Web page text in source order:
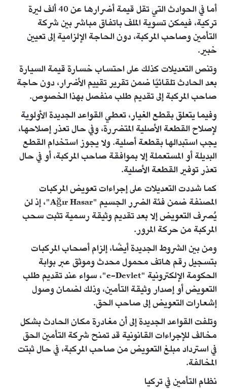
أما في الحوادث التي تقل قيمة أضرارها عن 40 ألف ليرة
تركية، فيمكن تسوية الملف باتفاق مباشر بين شركة
التأمين وصاحب المركبة، دون الحاجة الإلزامية إلى تعيين
خبير.
وتنص التعديلات كذلك على احتساب خسارة قيمة السيارة
بعد الحادث تلقائيًا ضمن تقرير تقييم الأضرار، دون حاجة
صاحب المركبة إلى تقديم طلب منفصل بهذا الخصوص.
وفيما يتعلق بقطع الغيار، تعطي القواعد الجديدة الأولوية
لإصلاح القطعة الأصلية المتضررة، وفي حال تعذر إصلاحها،
يجب استبدالها بقطعة أصلية. ولا يجوز استخدام القطع
البديلة أو المستعملة إلا بموافقة صاحب المركبة، أو في حال
تعذر توفير القطعة الأصلية.
كما شددت التعديلات على إجراءات تعويض المركبات
المصنفة ضمن فئة الضرر الجسيم "Ağır Hasar"، إذ لن
يُصرف التعويض إلا بعد تقديم وثيقة رسمية تثبت سحب
المركبة من حركة المرور.
ومن بين الشروط الجديدة أيضًا، إلزام أصحاب المركبات
بتسجيل رقم هاتف محمول محدث وموثق عبر بوابة
الحكومة الإلكترونية "e-Devlet"، سواء عند تقديم طلب
التعويض أو إصدار وثيقة التأمين، وذلك لضمان وصول
إشعارات التعويض إلى صاحب الحق.
وتلفت القواعد الجديدة إلى أن مغادرة مكان الحادث بشكل
مخالف للإجراءات القانونية قد تمنح شركة التأمين الحق
في استرداد مبلغ التعويض من صاحب المركبة، في حال ثبتت
المخالفة.
نظام التأمين في تركيا